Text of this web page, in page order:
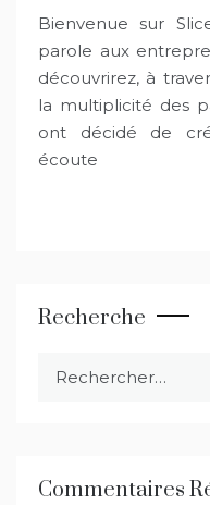
Bienvenue sur
parole aux
découvrirez, à
la multiplicité des
ont décidé de
écoute
Recherche
Commentaires